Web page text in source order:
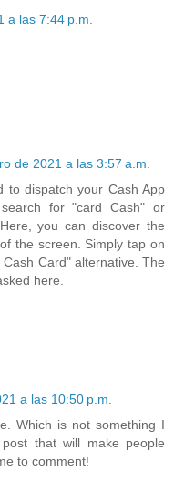
a las 7:44 p.m.
de 2021 a las 3:57 a.m.
to dispatch your Cash App
for "card Cash" or
you can discover the
the screen. Simply tap on
Card" alternative. The
here.
a las 10:50 p.m.
Which is not something I
that will make people
to comment!